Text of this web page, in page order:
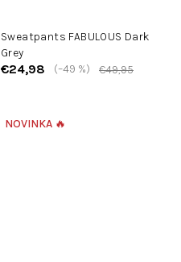
Sweatpants FABULOUS Dark
Grey
€24,98 €49,95
(–49 %)
NOVINKA 🔥